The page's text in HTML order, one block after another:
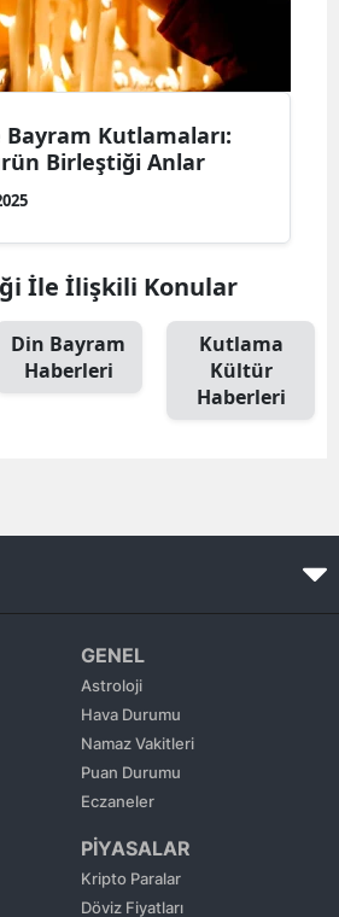
Bolu
Burdur
Çanakkale
Diyarbakır
Gaziantep
Gümüşhane
Hakkari
Hatay
Isparta
Bayram Kutlamaları:
Birleştiği Anlar
İle İlişkili Konular
Din Bayram
Haberleri
Kutlama
Kültür
Haberleri
GENEL
Astroloji
Hava Durumu
Namaz Vakitleri
Puan Durumu
Eczaneler
PİYASALAR
Kripto Paralar
Döviz Fiyatları